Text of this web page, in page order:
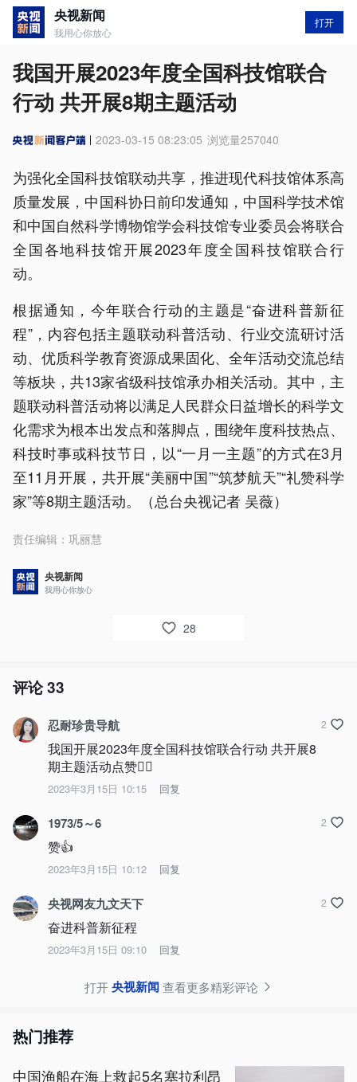
央视新闻
我用心你放心
打开
我国开展2023年度全国科技馆联合
行动 共开展8期主题活动
2023-03-15 08:23:05 浏览量257040
为强化全国科技馆联动共享，推进现代科技馆体系高
质量发展，中国科协日前印发通知，中国科学技术馆
和中国自然科学博物馆学会科技馆专业委员会将联合
全国各地科技馆开展2023年度全国科技馆联合行
动。
根据通知，今年联合行动的主题是“奋进科普新征
程”，内容包括主题联动科普活动、行业交流研讨活
动、优质科学教育资源成果固化、全年活动交流总结
等板块，共13家省级科技馆承办相关活动。其中，主
题联动科普活动将以满足人民群众日益增长的科学文
化需求为根本出发点和落脚点，围绕年度科技热点、
科技时事或科技节日，以“一月一主题”的方式在3月
至11月开展，共开展“美丽中国”“筑梦航天”“礼赞科学
家”等8期主题活动。（总台央视记者 吴薇）
责任编辑： 巩丽慧
央视新闻
我用心你放心
28
评论33
忍耐珍贵导航
我国开展2023年度全国科技馆联合行动 共开展8
期主题活动点赞👍🏻
2023年3月15日 10:15 回复
2
1973/5～6
赞👍
2023年3月15日 10:12 回复
2
央视网友九文天下
奋进科普新征程
2023年3月15日 09:10 回复
2
打开央视新闻查看更多精彩评论
热门推荐
中国渔船在海上救起5名塞拉利昂